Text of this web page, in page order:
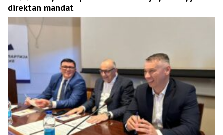
direktan mandat